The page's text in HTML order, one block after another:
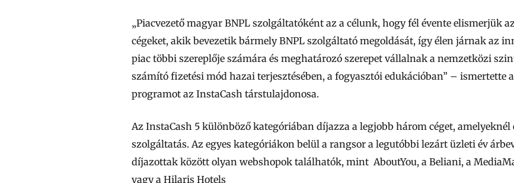
„Piacvezető magyar BNPL szolgáltatóként az a célunk, hogy fél évente elismerjük
cégeket, akik bevezetik bármely BNPL szolgáltató megoldását, így élen járnak az
piac többi szereplője számára és meghatározó szerepet vállalnak a nemzetközi
számító fizetési mód hazai terjesztésében, a fogyasztói edukációban” – ismertette
programot az InstaCash társtulajdonosa.
Az InstaCash 5 különböző kategóriában díjazza a legjobb három céget, amelyeknél
szolgáltatás. Az egyes kategóriákon belül a rangsor a legutóbbi lezárt üzleti év
díjazottak között olyan webshopok találhatók, mint AboutYou, a Beliani, a
vagy a Hilaris Hotels